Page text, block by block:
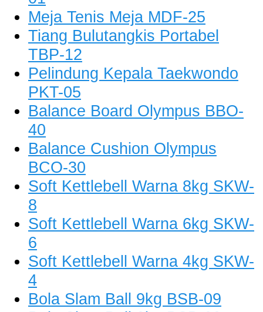
Meja Tenis Meja MDF-25
Tiang Bulutangkis Portabel
TBP-12
Pelindung Kepala Taekwondo
PKT-05
Balance Board Olympus BBO-
40
Balance Cushion Olympus
BCO-30
Soft Kettlebell Warna 8kg SKW-
8
Soft Kettlebell Warna 6kg SKW-
6
Soft Kettlebell Warna 4kg SKW-
4
Bola Slam Ball 9kg BSB-09